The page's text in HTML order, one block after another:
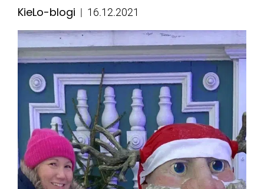
Kategoriat
KieLo-blogi Julkaistu
16.12.2021